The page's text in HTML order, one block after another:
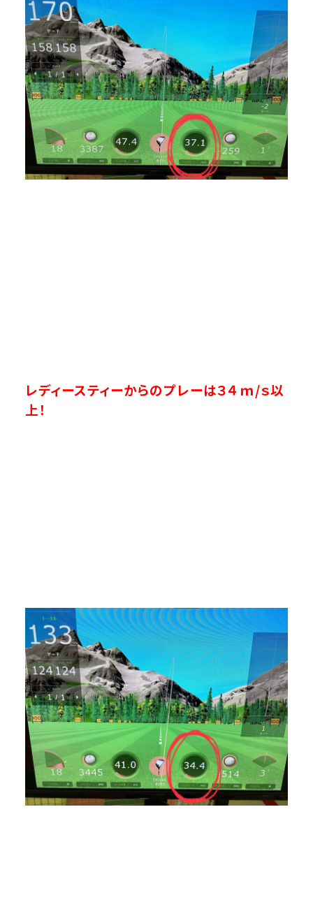
レディースティーからのプレーは３４ｍ/ｓ以
上！